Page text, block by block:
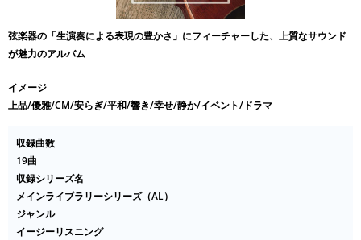
弦楽器の「生演奏による表現の豊かさ」にフィーチャーした、上質なサウンド
が魅力のアルバム
イメージ
上品/優雅/CM/安らぎ/平和/響き/幸せ/静か/イベント/ドラマ
収録曲数
19曲
収録シリーズ名
メインライブラリーシリーズ（AL）
ジャンル
イージーリスニング